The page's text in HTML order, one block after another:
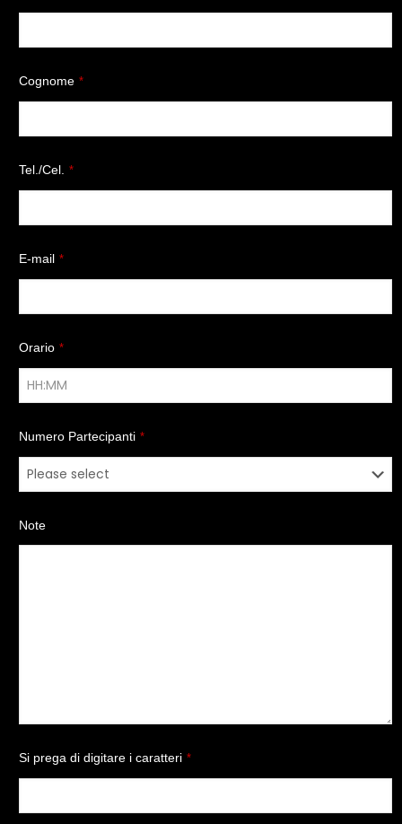
Cognome *
Tel./Cel. *
E-mail *
Orario *
Numero Partecipanti *
Note
Si prega di digitare i caratteri *